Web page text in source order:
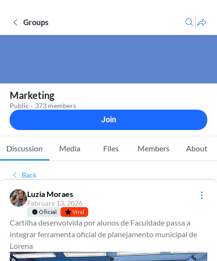
Groups
Marketing
Public · 373 members
Join
Discussion Media Files Members About
Back
Luzia Moraes
February 13, 2026
Oficial Viral
Cartilha desenvolvida por alunos de Faculdade passa a
integrar ferramenta oficial de planejamento municipal de
Lorena